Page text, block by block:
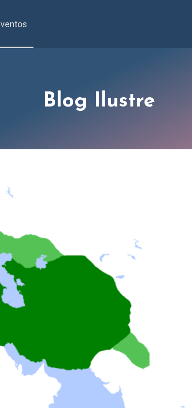
Blog Ilustre